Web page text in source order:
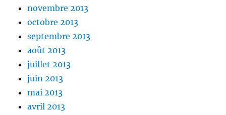
novembre 2013
octobre 2013
septembre 2013
août 2013
juillet 2013
juin 2013
mai 2013
avril 2013